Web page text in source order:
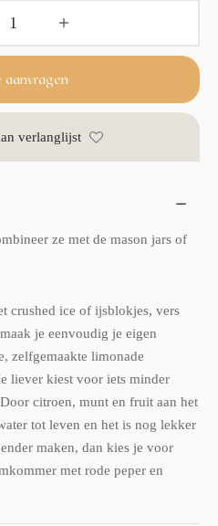
aanvragen
verlanglijst
ze met de mason jars of
crushed ice of ijsblokjes, vers
je eenvoudig je eigen
zelfgemaakte limonade
liever kiest voor iets minder
citroen, munt en fruit aan het
tot leven en het is nog lekker
maken, dan kies je voor
met rode peper en